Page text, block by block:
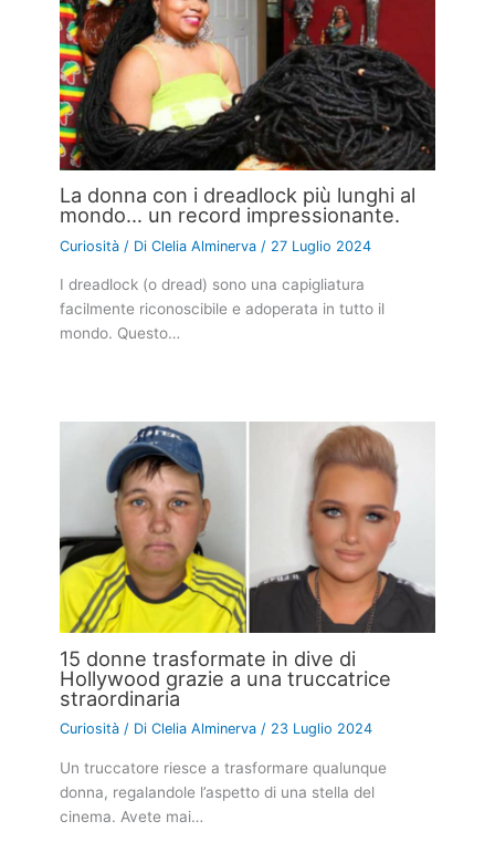
La donna con i dreadlock più lunghi al
mondo… un record impressionante.
Curiosità / DiClelia Alminerva / 27 Luglio 2024
I dreadlock (o dread) sono una capigliatura
facilmente riconoscibile e adoperata in tutto il
mondo. Questo…
15 donne trasformate in dive di
Hollywood grazie a una truccatrice
straordinaria
Curiosità / DiClelia Alminerva / 23 Luglio 2024
Un truccatore riesce a trasformare qualunque
donna, regalandole l’aspetto di una stella del
cinema. Avete mai…